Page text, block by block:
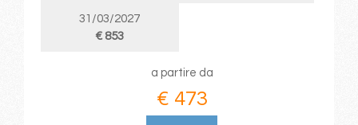
31/03/2027
€ 853
a partire da
€ 473